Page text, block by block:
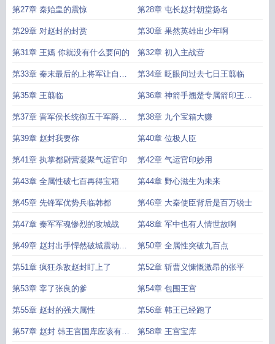
母亲
第27章 秦始皇的震惊 第28章 屯长赵封朝堂扬名
第29章 对赵封的封赏 第30章 果然英雄出少年啊
第31章 王嫣 你就没有什么要问的 第32章 初入主战营
第33章 秦末最后的上将军让自己
指点
第34章 眨眼间过去七日王翦临
第35章 王翦临 第36章 神箭手翘楚专属箭印王翦
惊叹
第37章 晋军侯长统御五千军爵晋
五级
第38章 九个宝箱大赚
第39章 赵封我要你 第40章 位极人臣
第41章 执掌都尉营凝聚气运官印 第42章 气运官印妙用
第43章 全属性破七百再得宝箱 第44章 野心滋生为未来
第45章 先锋军优势兵临韩都 第46章 大秦使臣背后是百万锐士
第47章 秦军军魂惨烈的攻城战 第48章 军中也有人情世故啊
第49章 赵封出手悍然破城震动全
军
第50章 全属性突破九百点
第51章 疯狂杀敌赵封盯上了 第52章 斩曹义慷慨激昂的张平
第53章 宰了张良的爹 第54章 包围王宫
第55章 赵封的强大属性 第56章 韩王已经跑了
第57章 赵封 韩王宫国库应该有不 第58章 王宫宝库